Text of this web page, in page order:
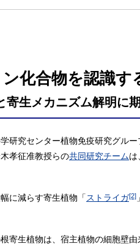
化合物を認識す
寄生メカニズム解明に
研究センター植物免疫研究グル
孝征准教授らの共同研究チームは
に減らす寄生植物「 ストライガ[2]
寄生植物は、宿主植物の細胞壁